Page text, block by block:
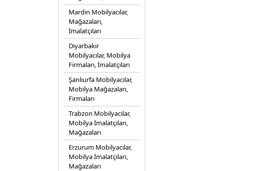
Mardin Mobilyacılar,
Mağazaları,
İmalatçıları
Diyarbakır
Mobilyacılar, Mobilya
Firmaları, İmalatçıları
Şanlıurfa Mobilyacılar,
Mobilya Mağazaları,
Firmaları
Trabzon Mobilyacılar,
Mobilya İmalatçıları,
Mağazaları
Erzurum Mobilyacılar,
Mobilya İmalatçıları,
Mağazaları